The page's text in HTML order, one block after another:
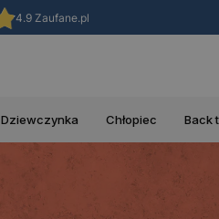
4.9 Zaufane.pl
Dziewczynka Chłopiec Back